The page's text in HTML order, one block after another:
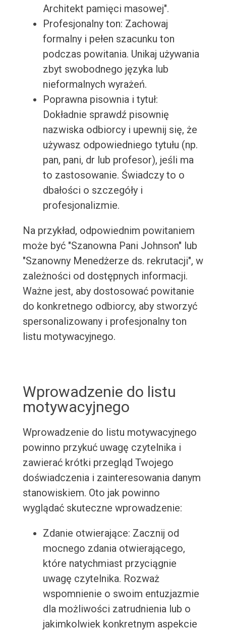
Architekt pamięci masowej".
Profesjonalny ton: Zachowaj
formalny i pełen szacunku ton
podczas powitania. Unikaj używania
zbyt swobodnego języka lub
nieformalnych wyrażeń.
Poprawna pisownia i tytuł:
Dokładnie sprawdź pisownię
nazwiska odbiorcy i upewnij się, że
używasz odpowiedniego tytułu (np.
pan, pani, dr lub profesor), jeśli ma
to zastosowanie. Świadczy to o
dbałości o szczegóły i
profesjonalizmie.
Na przykład, odpowiednim powitaniem
może być "Szanowna Pani Johnson" lub
"Szanowny Menedżerze ds. rekrutacji", w
zależności od dostępnych informacji.
Ważne jest, aby dostosować powitanie
do konkretnego odbiorcy, aby stworzyć
spersonalizowany i profesjonalny ton
listu motywacyjnego.
Wprowadzenie do listu
motywacyjnego
Wprowadzenie do listu motywacyjnego
powinno przykuć uwagę czytelnika i
zawierać krótki przegląd Twojego
doświadczenia i zainteresowania danym
stanowiskiem. Oto jak powinno
wyglądać skuteczne wprowadzenie:
Zdanie otwierające: Zacznij od
mocnego zdania otwierającego,
które natychmiast przyciągnie
uwagę czytelnika. Rozważ
wspomnienie o swoim entuzjazmie
dla możliwości zatrudnienia lub o
jakimkolwiek konkretnym aspekcie